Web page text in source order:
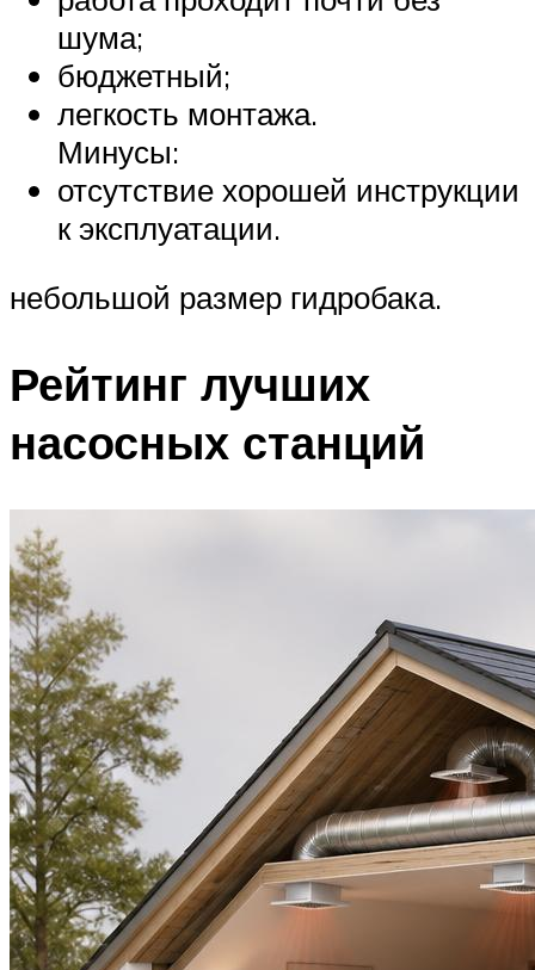
шума;
бюджетный;
легкость монтажа.
Минусы:
отсутствие хорошей инструкции
к эксплуатации.
небольшой размер гидробака.
Рейтинг лучших
насосных станций